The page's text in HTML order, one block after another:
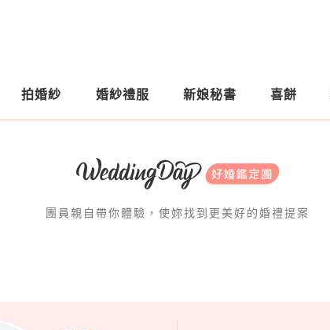
拍婚紗 婚紗禮服 新娘秘書 喜餅
團員親自帶你體驗，使妳找到更美好的婚禮提案